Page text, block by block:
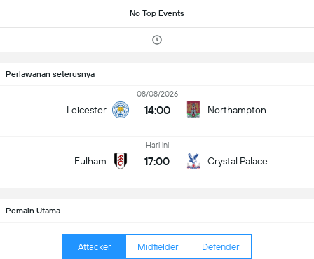
No Top Events
Perlawanan seterusnya
Leicester
08/08/2026
14:00 Northampton
Fulham
Hari ini
17:00 Crystal Palace
Pemain Utama
Attacker Midfielder Defender